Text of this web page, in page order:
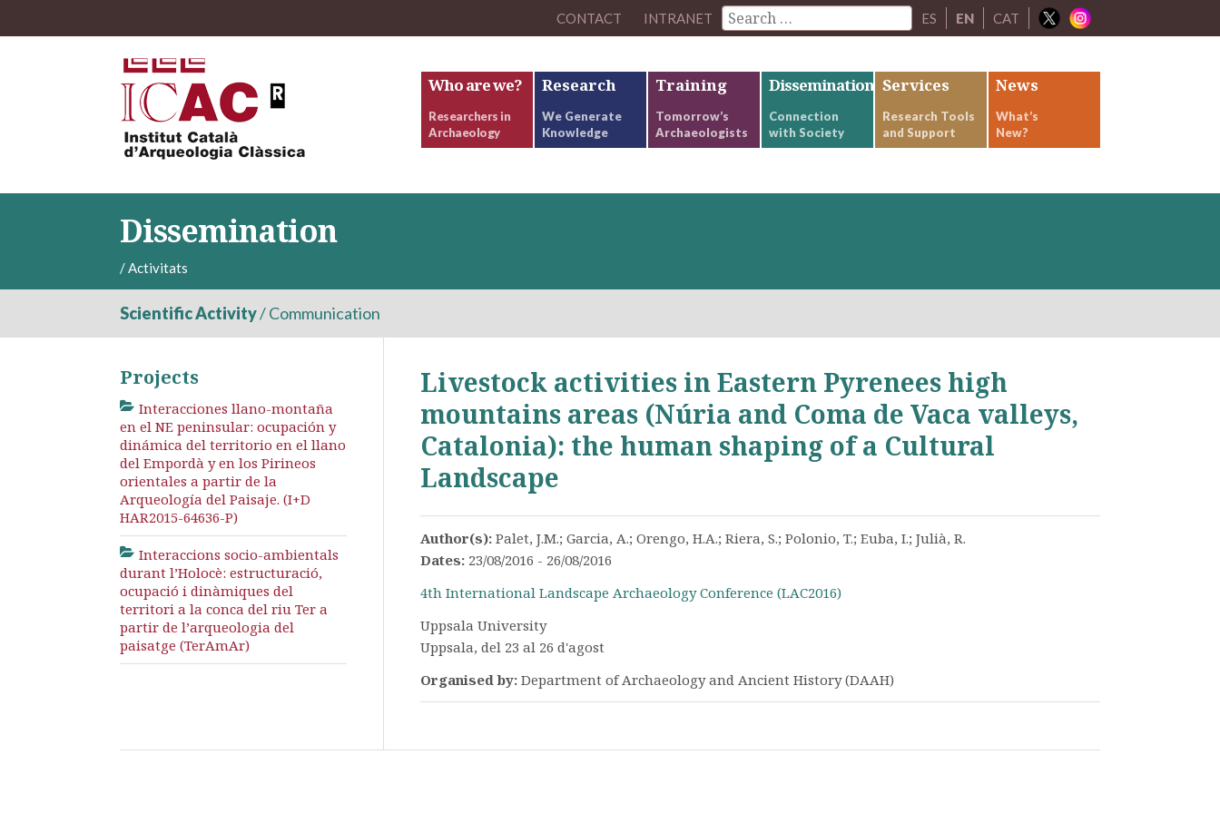
CONTACT INTRANET ES EN CAT
Who are we?
Researchers in
Archaeology
Research
We Generate
Knowledge
Training
Tomorrow’s
Archaeologists
Dissemination
Connection
with Society
Services
Research Tools
and Support
News
What’s
New?
Dissemination
/Activitats
Scientific Activity/Communication
Livestock activities in Eastern Pyrenees high
mountains areas (Núria and Coma de Vaca valleys,
Catalonia): the human shaping of a Cultural
Landscape
Author(s): Palet, J.M.; Garcia, A.; Orengo, H.A.; Riera, S.; Polonio, T.; Euba, I.; Julià, R.
Dates: 23/08/2016 - 26/08/2016
4th International Landscape Archaeology Conference (LAC2016)
Uppsala University
Uppsala, del 23 al 26 d'agost
Organised by: Department of Archaeology and Ancient History (DAAH)
Projects
Interacciones llano-montaña
en el NE peninsular: ocupación y
dinámica del territorio en el llano
del Empordà y en los Pirineos
orientales a partir de la
Arqueología del Paisaje. (I+D
HAR2015-64636-P)
Interaccions socio-ambientals
durant l’Holocè: estructuració,
ocupació i dinàmiques del
territori a la conca del riu Ter a
partir de l’arqueologia del
paisatge (TerAmAr)